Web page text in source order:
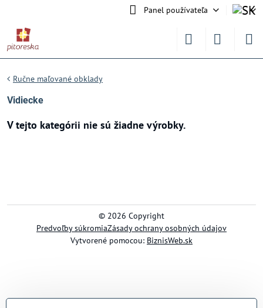
Panel používateľa
Ručne maľované obklady
Vidiecke
© 2026 Copyright
Predvoľby súkromiaZásady ochrany osobných údajov
Vytvorené pomocou: BiznisWeb.sk